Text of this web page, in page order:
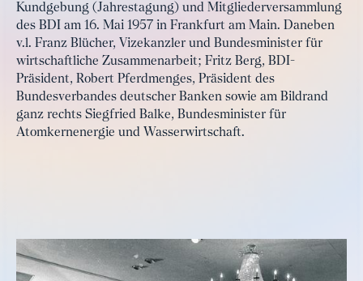
Kundgebung (Jahrestagung) und Mitgliederversammlung
des BDI am 16. Mai 1957 in Frankfurt am Main. Daneben
v.l. Franz Blücher, Vizekanzler und Bundesminister für
wirtschaftliche Zusammenarbeit; Fritz Berg, BDI-
Präsident, Robert Pferdmenges, Präsident des
Bundesverbandes deutscher Banken sowie am Bildrand
ganz rechts Siegfried Balke, Bundesminister für
Atomkernenergie und Wasserwirtschaft.